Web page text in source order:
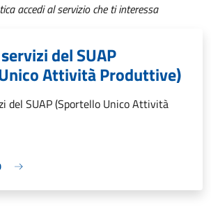
accedi al servizio che ti interessa
del SUAP
Attività Produttive)
del SUAP (Sportello Unico Attività